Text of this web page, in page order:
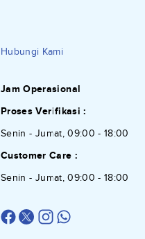
Hubungi Kami
Jam Operasional
Proses Verifikasi :
Senin - Jumat, 09:00 - 18:00
Customer Care :
Senin - Jumat, 09:00 - 18:00